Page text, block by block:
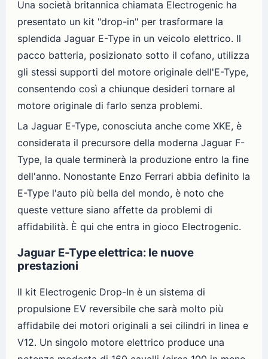
Una società britannica chiamata Electrogenic ha
presentato un kit "drop-in" per trasformare la
splendida Jaguar E-Type in un veicolo elettrico. Il
pacco batteria, posizionato sotto il cofano, utilizza
gli stessi supporti del motore originale dell'E-Type,
consentendo così a chiunque desideri tornare al
motore originale di farlo senza problemi.
La Jaguar E-Type, conosciuta anche come XKE, è
considerata il precursore della moderna Jaguar F-
Type, la quale terminerà la produzione entro la fine
dell'anno. Nonostante Enzo Ferrari abbia definito la
E-Type l'auto più bella del mondo, è noto che
queste vetture siano affette da problemi di
affidabilità. È qui che entra in gioco Electrogenic.
Jaguar E-Type elettrica: le nuove
prestazioni
Il kit Electrogenic Drop-In è un sistema di
propulsione EV reversibile che sarà molto più
affidabile dei motori originali a sei cilindri in linea e
V12. Un singolo motore elettrico produce una